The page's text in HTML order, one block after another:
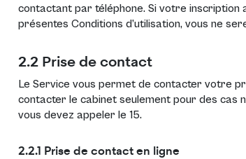
contactant par téléphone. Si votre inscription
présentes Conditions d’utilisation, vous ne
2.2 Prise de contact
Le Service vous permet de contacter votre
contacter le cabinet seulement pour des cas
vous devez appeler le 15.
2.2.1 Prise de contact en ligne